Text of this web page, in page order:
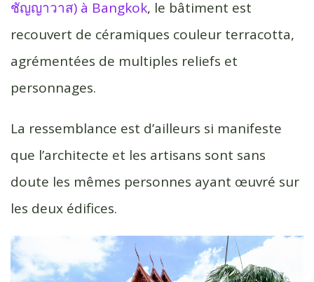
ชัญญาวาส) à Bangkok, le bâtiment est
recouvert de céramiques couleur terracotta,
agrémentées de multiples reliefs et
personnages.
La ressemblance est d’ailleurs si manifeste
que l’architecte et les artisans sont sans
doute les mêmes personnes ayant œuvré sur
les deux édifices.